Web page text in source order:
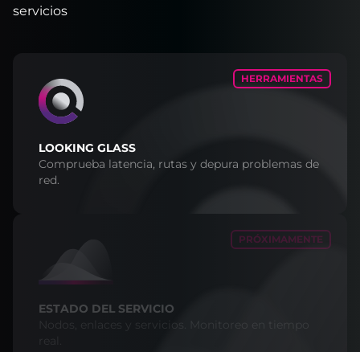
servicios
HERRAMIENTAS
LOOKING GLASS
Comprueba latencia, rutas y depura problemas de
red.
PRÓXIMAMENTE
ESTADO DEL SERVICIO
Nodos, enlaces y servicios. Monitoreo en tiempo